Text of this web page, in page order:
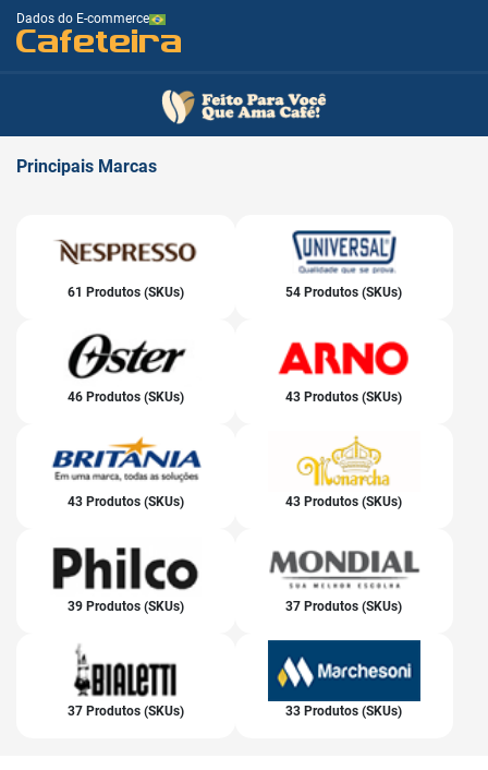
Dados do E-commerce
Cafeteira
Principais Marcas
61 Produtos (SKUs) 54 Produtos (SKUs)
46 Produtos (SKUs) 43 Produtos (SKUs)
43 Produtos (SKUs) 43 Produtos (SKUs)
39 Produtos (SKUs) 37 Produtos (SKUs)
37 Produtos (SKUs) 33 Produtos (SKUs)